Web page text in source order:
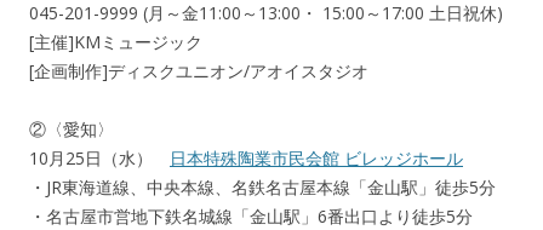
045-201-9999 (月～金11:00～13:00・ 15:00～17:00 土日祝休)
[主催]KMミュージック
[企画制作]ディスクユニオン/アオイスタジオ
②〈愛知〉
10月25日（水）
日本特殊陶業市民会館 ビレッジホール
・JR東海道線、中央本線、名鉄名古屋本線「金山駅」徒歩5分
・名古屋市営地下鉄名城線「金山駅」6番出口より徒歩5分